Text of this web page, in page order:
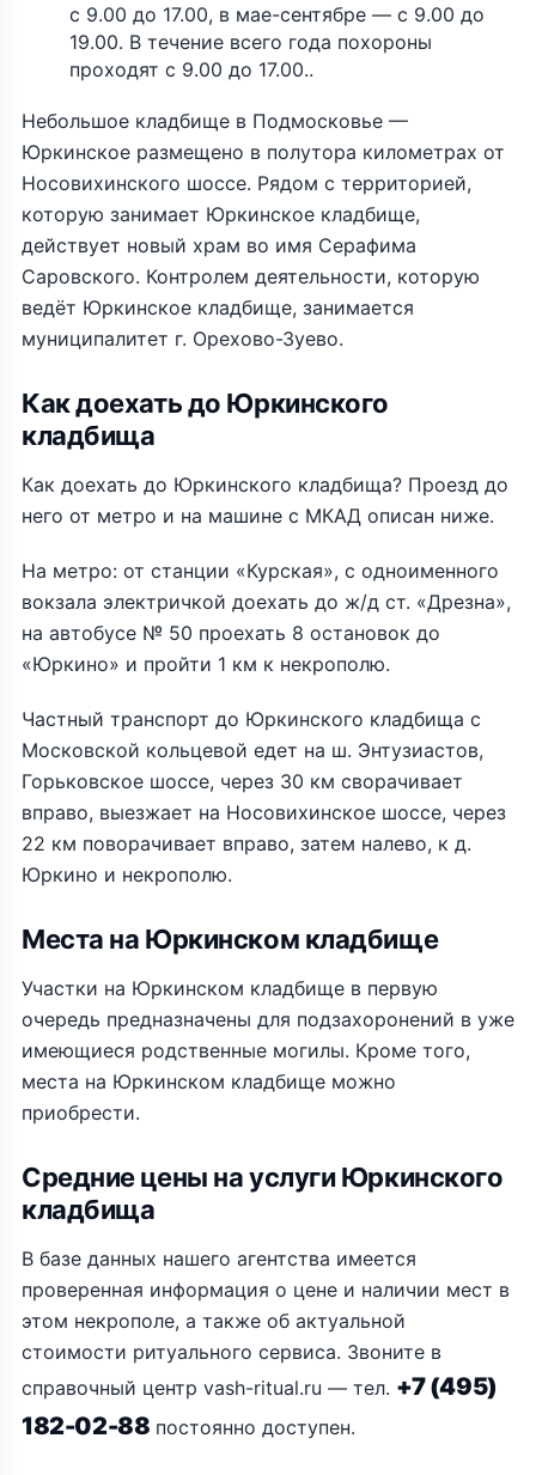
с 9.00 до 17.00, в мае-сентябре — с 9.00 до
19.00. В течение всего года похороны
проходят с 9.00 до 17.00..
Небольшое кладбище в Подмосковье —
Юркинское размещено в полутора километрах от
Носовихинского шоссе. Рядом с территорией,
которую занимает Юркинское кладбище,
действует новый храм во имя Серафима
Саровского. Контролем деятельности, которую
ведёт Юркинское кладбище, занимается
муниципалитет г. Орехово-Зуево.
Как доехать до Юркинского
кладбища
Как доехать до Юркинского кладбища? Проезд до
него от метро и на машине с МКАД описан ниже.
На метро: от станции «Курская», с одноименного
вокзала электричкой доехать до ж/д ст. «Дрезна»,
на автобусе № 50 проехать 8 остановок до
«Юркино» и пройти 1 км к некрополю.
Частный транспорт до Юркинского кладбища с
Московской кольцевой едет на ш. Энтузиастов,
Горьковское шоссе, через 30 км сворачивает
вправо, выезжает на Носовихинское шоссе, через
22 км поворачивает вправо, затем налево, к д.
Юркино и некрополю.
Места на Юркинском кладбище
Участки на Юркинском кладбище в первую
очередь предназначены для подзахоронений в уже
имеющиеся родственные могилы. Кроме того,
места на Юркинском кладбище можно
приобрести.
Средние цены на услуги Юркинского
кладбища
В базе данных нашего агентства имеется
проверенная информация о цене и наличии мест в
этом некрополе, а также об актуальной
стоимости ритуального сервиса. Звоните в
справочный центр vash-ritual.ru — тел. +7 (495)
182-02-88 постоянно доступен.